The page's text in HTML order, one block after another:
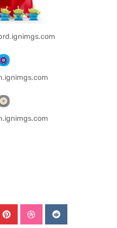
PinterestStumbleUpon
Reddit